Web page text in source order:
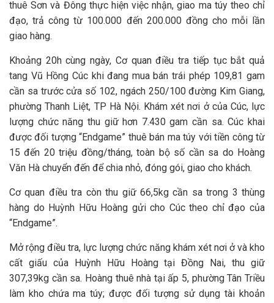
thuê Sơn và Đông thực hiện việc nhận, giao ma túy theo chỉ
đạo, trả công từ 100.000 đến 200.000 đồng cho mỗi lần
giao hàng.
Khoảng 20h cùng ngày, Cơ quan điều tra tiếp tục bắt quả
tang Vũ Hồng Cúc khi đang mua bán trái phép 109,81 gam
cần sa trước cửa số 102, ngách 250/100 đường Kim Giang,
phường Thanh Liệt, TP Hà Nội. Khám xét nơi ở của Cúc, lực
lượng chức năng thu giữ hơn 7.430 gam cần sa. Cúc khai
được đối tượng “Endgame” thuê bán ma túy với tiền công từ
15 đến 20 triệu đồng/tháng, toàn bộ số cần sa do Hoàng
Văn Hà chuyển đến để chia nhỏ, đóng gói, giao cho khách.
Cơ quan điều tra còn thu giữ 66,5kg cần sa trong 3 thùng
hàng do Huỳnh Hữu Hoàng gửi cho Cúc theo chỉ đạo của
“Endgame”.
Mở rộng điều tra, lực lượng chức năng khám xét nơi ở và kho
cất giấu của Huỳnh Hữu Hoàng tại Đồng Nai, thu giữ
307,39kg cần sa. Hoàng thuê nhà tại ấp 5, phường Tân Triều
làm kho chứa ma túy; được đối tượng sử dụng tài khoản